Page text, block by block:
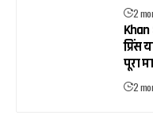
2
प्रिंस
पूरा
2